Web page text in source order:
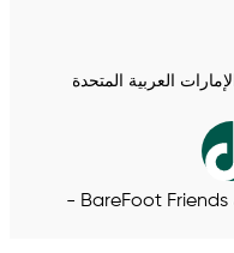
- يتم تشغيلها بواسطة BareFoot Friends -